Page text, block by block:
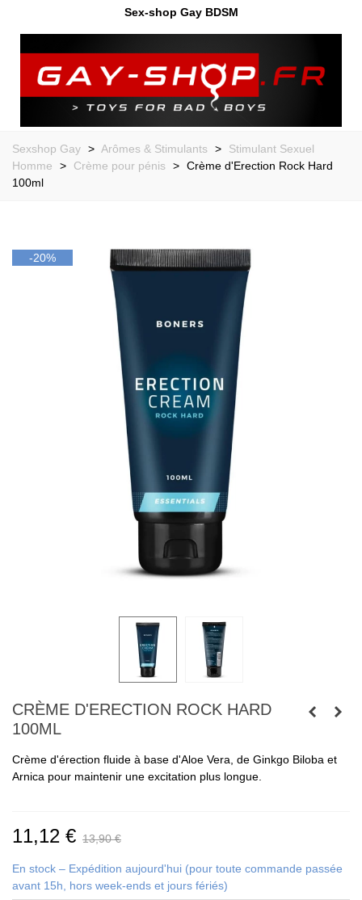
Sex-shop Gay BDSM
Sexshop Gay > Arômes & Stimulants >
Stimulant Sexuel
Homme
> Crème pour pénis > Crème d'Erection Rock Hard
100ml
-20%
CRÈME D'ERECTION ROCK HARD
100ML
Crème d'érection fluide à base d'Aloe Vera, de Ginkgo Biloba et
Arnica pour maintenir une excitation plus longue.
11,12 € 13,90 €
En stock – Expédition aujourd'hui (pour toute commande passée
avant 15h, hors week-ends et jours fériés)